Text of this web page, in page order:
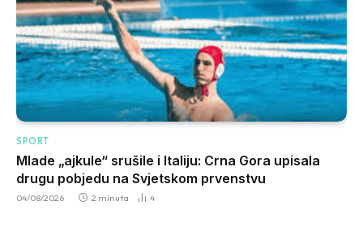
SPORT
Mlade „ajkule“ srušile i Italiju: Crna Gora upisala
drugu pobjedu na Svjetskom prvenstvu
04/08/2026 2 minuta 4